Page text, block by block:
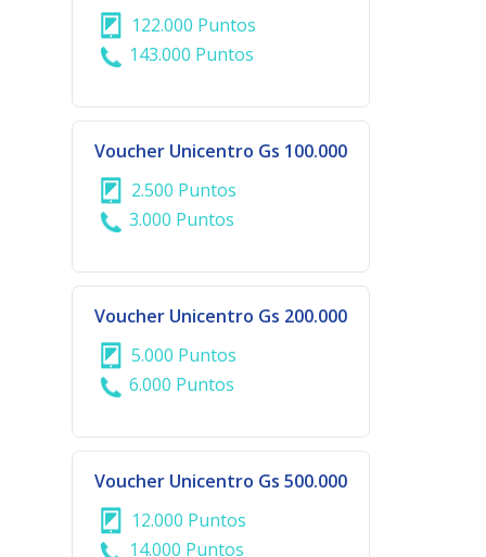
122.000 Puntos
143.000 Puntos
Voucher Unicentro Gs 100.000
2.500 Puntos
3.000 Puntos
Voucher Unicentro Gs 200.000
5.000 Puntos
6.000 Puntos
Voucher Unicentro Gs 500.000
12.000 Puntos
14.000 Puntos